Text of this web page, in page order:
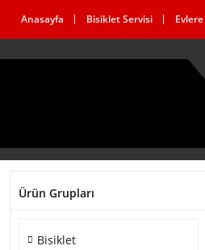
Anasayfa Bisiklet Servisi
Ürün Grupları
Bisiklet